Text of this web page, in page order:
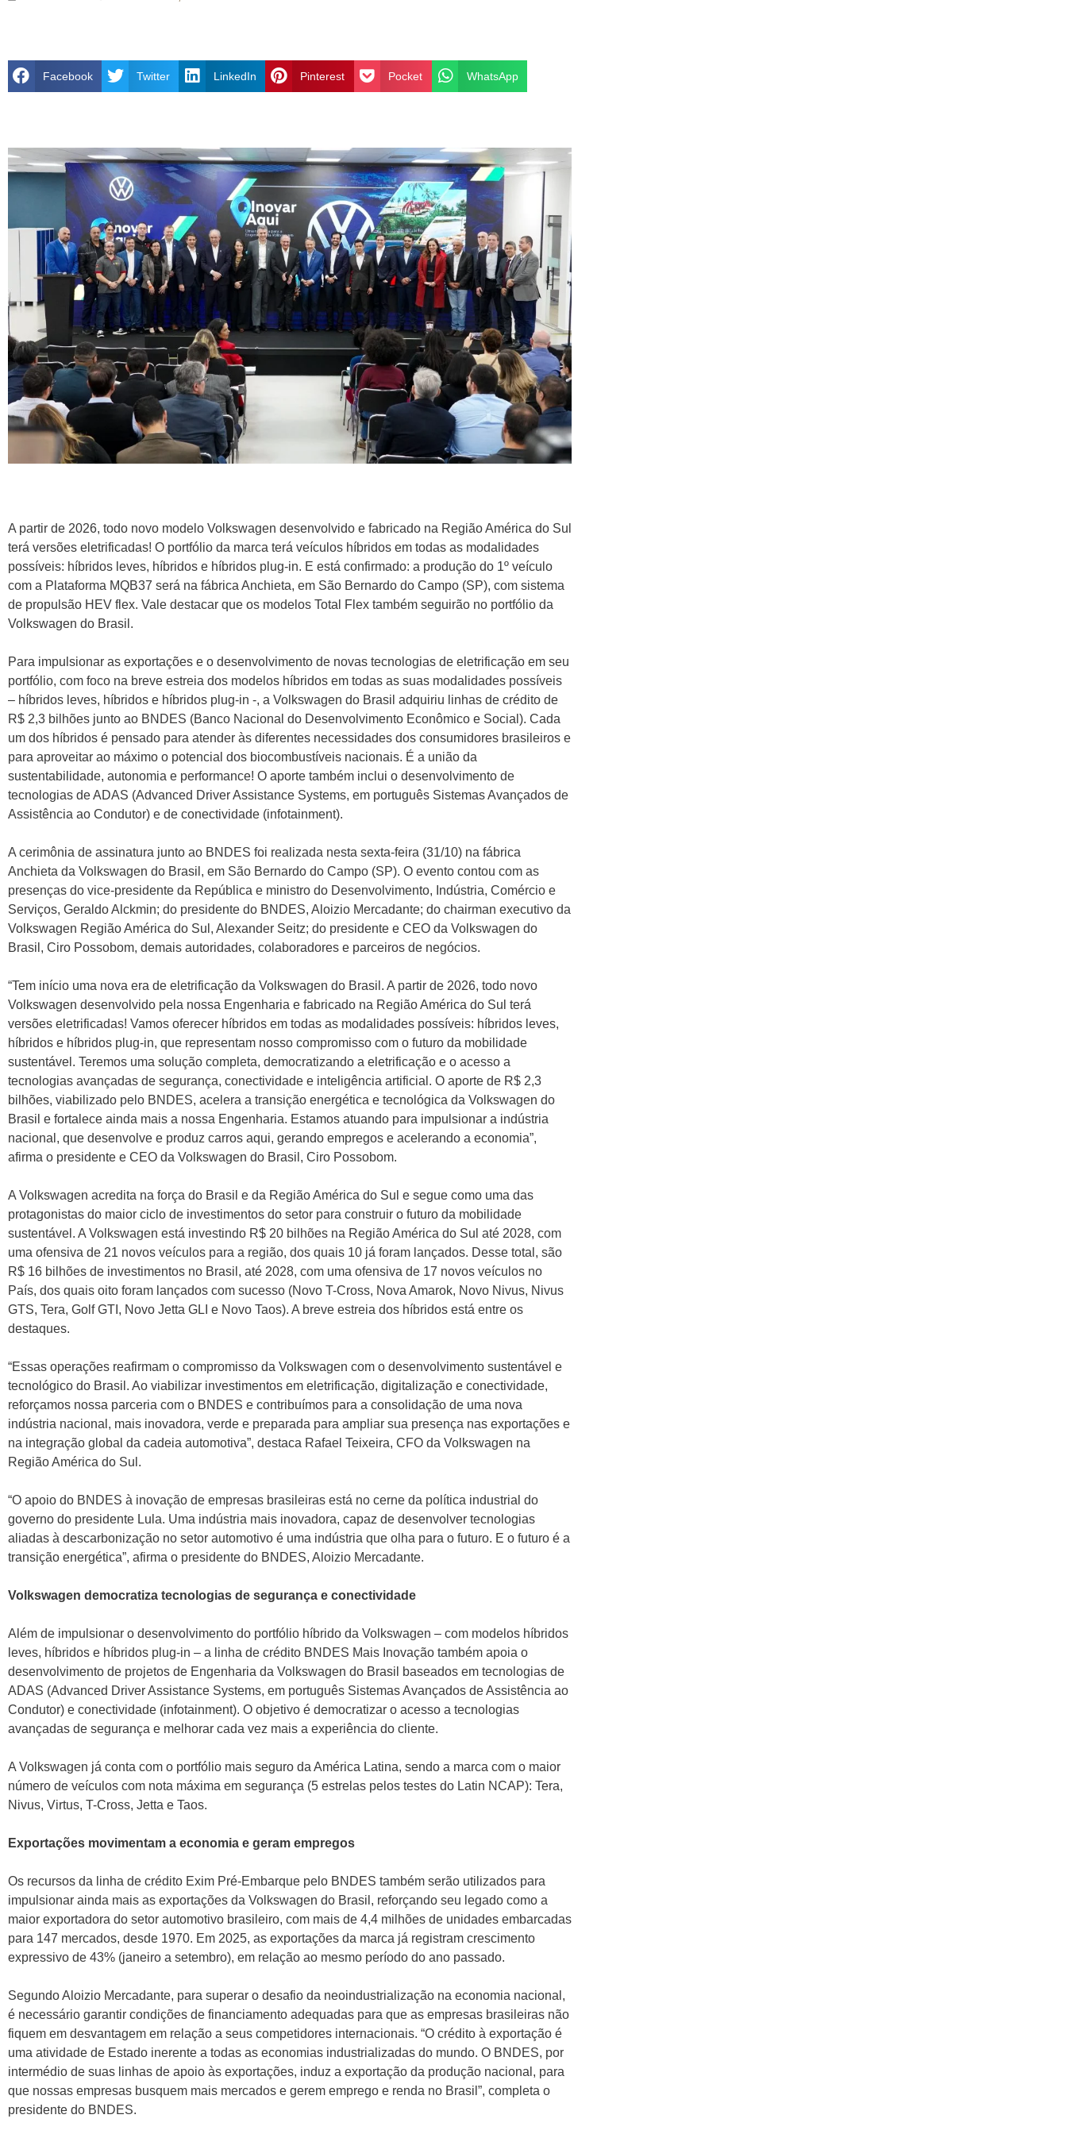
Facebook Twitter LinkedIn Pinterest Pocket WhatsApp
A partir de 2026, todo novo modelo Volkswagen desenvolvido e fabricado na Região América do Sul
terá versões eletrificadas! O portfólio da marca terá veículos híbridos em todas as modalidades
possíveis: híbridos leves, híbridos e híbridos plug-in. E está confirmado: a produção do 1º veículo
com a Plataforma MQB37 será na fábrica Anchieta, em São Bernardo do Campo (SP), com sistema
de propulsão HEV flex. Vale destacar que os modelos Total Flex também seguirão no portfólio da
Volkswagen do Brasil.
Para impulsionar as exportações e o desenvolvimento de novas tecnologias de eletrificação em seu
portfólio, com foco na breve estreia dos modelos híbridos em todas as suas modalidades possíveis
– híbridos leves, híbridos e híbridos plug-in -, a Volkswagen do Brasil adquiriu linhas de crédito de
R$ 2,3 bilhões junto ao BNDES (Banco Nacional do Desenvolvimento Econômico e Social). Cada
um dos híbridos é pensado para atender às diferentes necessidades dos consumidores brasileiros e
para aproveitar ao máximo o potencial dos biocombustíveis nacionais. É a união da
sustentabilidade, autonomia e performance! O aporte também inclui o desenvolvimento de
tecnologias de ADAS (Advanced Driver Assistance Systems, em português Sistemas Avançados de
Assistência ao Condutor) e de conectividade (infotainment).
A cerimônia de assinatura junto ao BNDES foi realizada nesta sexta-feira (31/10) na fábrica
Anchieta da Volkswagen do Brasil, em São Bernardo do Campo (SP). O evento contou com as
presenças do vice-presidente da República e ministro do Desenvolvimento, Indústria, Comércio e
Serviços, Geraldo Alckmin; do presidente do BNDES, Aloizio Mercadante; do chairman executivo da
Volkswagen Região América do Sul, Alexander Seitz; do presidente e CEO da Volkswagen do
Brasil, Ciro Possobom, demais autoridades, colaboradores e parceiros de negócios.
“Tem início uma nova era de eletrificação da Volkswagen do Brasil. A partir de 2026, todo novo
Volkswagen desenvolvido pela nossa Engenharia e fabricado na Região América do Sul terá
versões eletrificadas! Vamos oferecer híbridos em todas as modalidades possíveis: híbridos leves,
híbridos e híbridos plug-in, que representam nosso compromisso com o futuro da mobilidade
sustentável. Teremos uma solução completa, democratizando a eletrificação e o acesso a
tecnologias avançadas de segurança, conectividade e inteligência artificial. O aporte de R$ 2,3
bilhões, viabilizado pelo BNDES, acelera a transição energética e tecnológica da Volkswagen do
Brasil e fortalece ainda mais a nossa Engenharia. Estamos atuando para impulsionar a indústria
nacional, que desenvolve e produz carros aqui, gerando empregos e acelerando a economia”,
afirma o presidente e CEO da Volkswagen do Brasil, Ciro Possobom.
A Volkswagen acredita na força do Brasil e da Região América do Sul e segue como uma das
protagonistas do maior ciclo de investimentos do setor para construir o futuro da mobilidade
sustentável. A Volkswagen está investindo R$ 20 bilhões na Região América do Sul até 2028, com
uma ofensiva de 21 novos veículos para a região, dos quais 10 já foram lançados. Desse total, são
R$ 16 bilhões de investimentos no Brasil, até 2028, com uma ofensiva de 17 novos veículos no
País, dos quais oito foram lançados com sucesso (Novo T-Cross, Nova Amarok, Novo Nivus, Nivus
GTS, Tera, Golf GTI, Novo Jetta GLI e Novo Taos). A breve estreia dos híbridos está entre os
destaques.
“Essas operações reafirmam o compromisso da Volkswagen com o desenvolvimento sustentável e
tecnológico do Brasil. Ao viabilizar investimentos em eletrificação, digitalização e conectividade,
reforçamos nossa parceria com o BNDES e contribuímos para a consolidação de uma nova
indústria nacional, mais inovadora, verde e preparada para ampliar sua presença nas exportações e
na integração global da cadeia automotiva”, destaca Rafael Teixeira, CFO da Volkswagen na
Região América do Sul.
“O apoio do BNDES à inovação de empresas brasileiras está no cerne da política industrial do
governo do presidente Lula. Uma indústria mais inovadora, capaz de desenvolver tecnologias
aliadas à descarbonização no setor automotivo é uma indústria que olha para o futuro. E o futuro é a
transição energética”, afirma o presidente do BNDES, Aloizio Mercadante.
Volkswagen democratiza tecnologias de segurança e conectividade
Além de impulsionar o desenvolvimento do portfólio híbrido da Volkswagen – com modelos híbridos
leves, híbridos e híbridos plug-in – a linha de crédito BNDES Mais Inovação também apoia o
desenvolvimento de projetos de Engenharia da Volkswagen do Brasil baseados em tecnologias de
ADAS (Advanced Driver Assistance Systems, em português Sistemas Avançados de Assistência ao
Condutor) e conectividade (infotainment). O objetivo é democratizar o acesso a tecnologias
avançadas de segurança e melhorar cada vez mais a experiência do cliente.
A Volkswagen já conta com o portfólio mais seguro da América Latina, sendo a marca com o maior
número de veículos com nota máxima em segurança (5 estrelas pelos testes do Latin NCAP): Tera,
Nivus, Virtus, T-Cross, Jetta e Taos.
Exportações movimentam a economia e geram empregos
Os recursos da linha de crédito Exim Pré-Embarque pelo BNDES também serão utilizados para
impulsionar ainda mais as exportações da Volkswagen do Brasil, reforçando seu legado como a
maior exportadora do setor automotivo brasileiro, com mais de 4,4 milhões de unidades embarcadas
para 147 mercados, desde 1970. Em 2025, as exportações da marca já registram crescimento
expressivo de 43% (janeiro a setembro), em relação ao mesmo período do ano passado.
Segundo Aloizio Mercadante, para superar o desafio da neoindustrialização na economia nacional,
é necessário garantir condições de financiamento adequadas para que as empresas brasileiras não
fiquem em desvantagem em relação a seus competidores internacionais. “O crédito à exportação é
uma atividade de Estado inerente a todas as economias industrializadas do mundo. O BNDES, por
intermédio de suas linhas de apoio às exportações, induz a exportação da produção nacional, para
que nossas empresas busquem mais mercados e gerem emprego e renda no Brasil”, completa o
presidente do BNDES.